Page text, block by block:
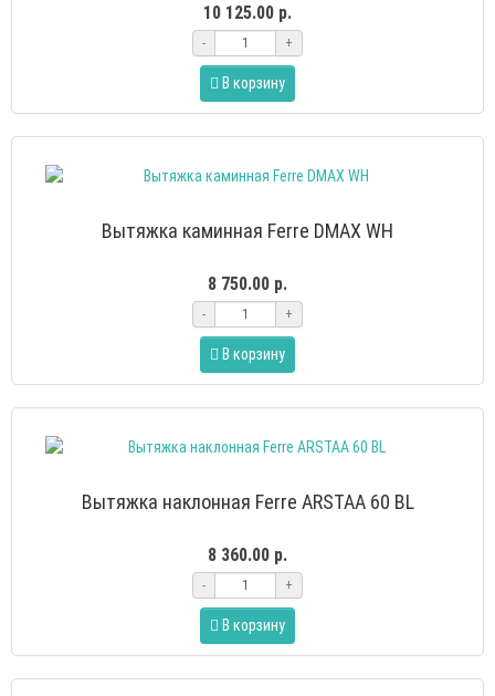
10 125.00 р.
- +
В корзину
Вытяжка каминная Ferre DMAX WH
8 750.00 р.
- +
В корзину
Вытяжка наклонная Ferre ARSTAA 60 BL
8 360.00 р.
- +
В корзину